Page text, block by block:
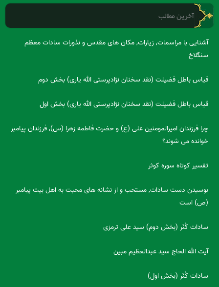
آخرین مطالب
آشنایی با مراسمات, زیارات, مکان های مقدس و نذورات سادات معظم
سنگلاخ
قیاس باطل فضیلت (نقد سخنان نژادپرستی الله یاری) بخش دوم
قیاس باطل فضیلت (نقد سخنان نژادپرستی الله یاری) بخش اول
چرا فرزندان امیرالمومنین علی (ع) و حضرت فاطمه زهرا (س), فرزندان پیامبر
خوانده می شوند؟
تفسیر کوتاه سوره کوثر
بوسیدن دست سادات, مستحب و از نشانه های محبت به اهل بیت پیامبر
(ص) است
سادات کُنَر (بخش دوم) سید علی ترمزی
آیت الله الحاج سید عبدالعظیم مبین
سادات کُنَر (بخش اول)